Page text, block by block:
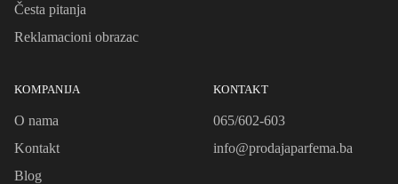
Česta pitanja
Reklamacioni obrazac
KOMPANIJA
O nama
Kontakt
Blog
KONTAKT
065/602-603
info@prodajaparfema.ba